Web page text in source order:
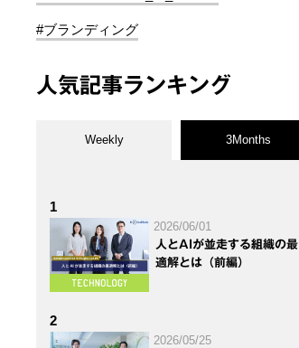
#ブランディング
人気記事ランキング
Weekly 3Months
1
2026/06/01
人とAIが並走する組織の最
適解とは（前編）
2
2026/05/25